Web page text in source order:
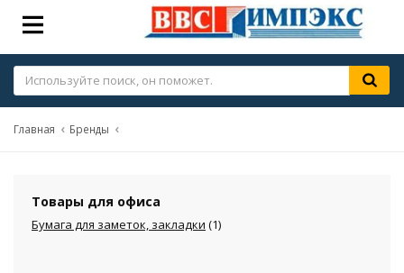
Главная Бренды
Товары для офиса
Бумага для заметок, закладки (1)